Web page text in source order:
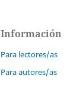
Información
Para lectores/as
Para autores/as